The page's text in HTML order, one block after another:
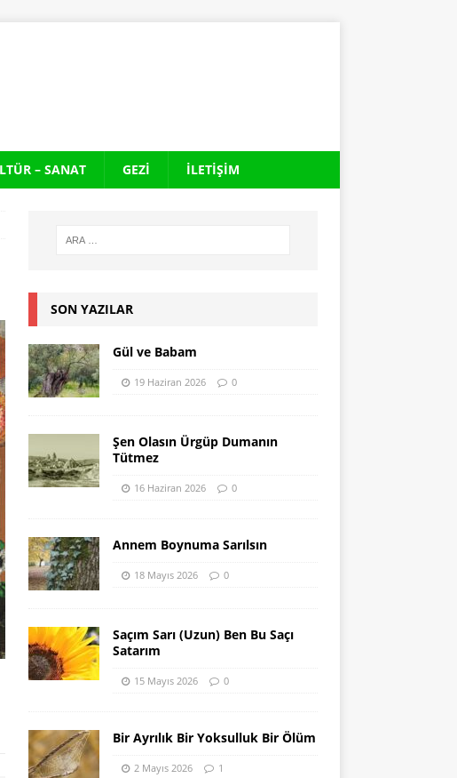
– SANAT GEZI İLETIŞIM
SON YAZILAR
Gül ve Babam
19 Haziran 2026 0
Şen Olasın Ürgüp Dumanın
Tütmez
16 Haziran 2026 0
Annem Boynuma Sarılsın
18 Mayıs 2026 0
Saçım Sarı (Uzun) Ben Bu Saçı
Satarım
15 Mayıs 2026 0
Bir Ayrılık Bir Yoksulluk Bir Ölüm
2 Mayıs 2026 1